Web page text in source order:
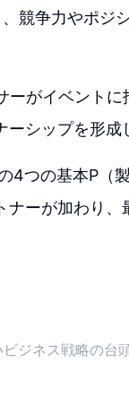
競争力やポジ
がイベント
シップを形成
4つの基本P（
ーが加わり
ビジネス戦略の台